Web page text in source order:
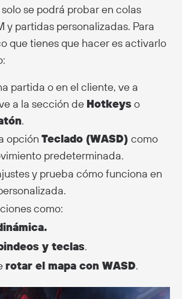
se podrá probar en colas
y partidas personalizadas. Para
que tienes que hacer es activarlo
partida o en el cliente, ve a
a la sección de Hotkeys o
.
opción Teclado (WASD) como
predeterminada.
y prueba cómo funciona en
como:
y teclas.
rotar el mapa con WASD.